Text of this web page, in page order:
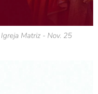
Matriz - Nov. 25